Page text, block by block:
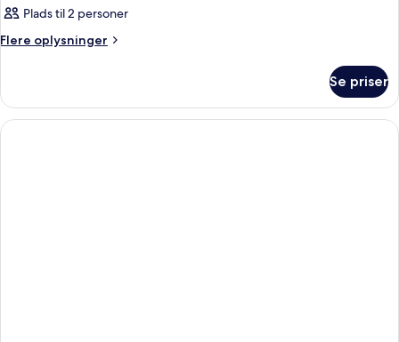
Plads til 2 personer
Flere oplysninger
Flere
Se priser